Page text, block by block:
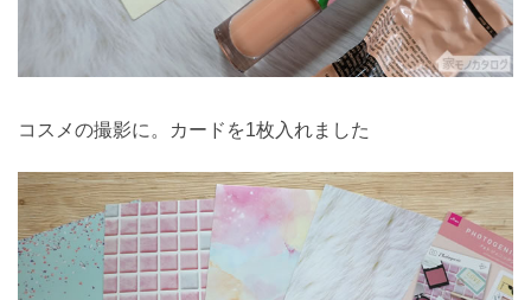
コスメの撮影に。カードを1枚入れました